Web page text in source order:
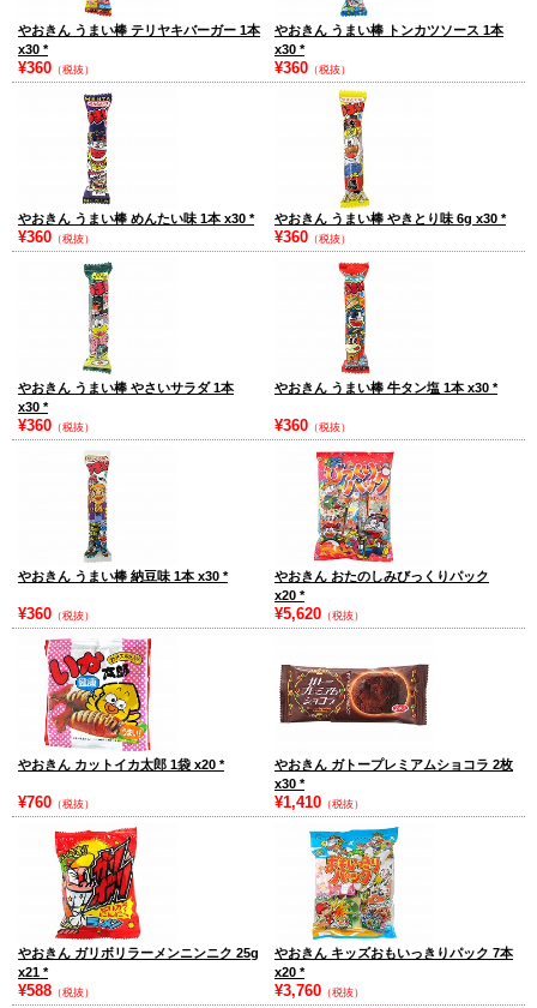
やおきん うまい棒 テリヤキバーガー 1本
x30 *
¥360 （税抜）
やおきん うまい棒 トンカツソース 1本
x30 *
¥360 （税抜）
やおきん うまい棒 めんたい味 1本 x30 *
¥360 （税抜）
やおきん うまい棒 やきとり味 6g x30 *
¥360 （税抜）
やおきん うまい棒 やさいサラダ 1本
x30 *
¥360 （税抜）
やおきん うまい棒 牛タン塩 1本 x30 *
¥360 （税抜）
やおきん うまい棒 納豆味 1本 x30 *
¥360 （税抜）
やおきん おたのしみびっくりパック
x20 *
¥5,620 （税抜）
やおきん カットイカ太郎 1袋 x20 *
¥760 （税抜）
やおきん ガトープレミアムショコラ 2枚
x30 *
¥1,410 （税抜）
やおきん ガリボリラーメンニンニク 25g
x21 *
¥588 （税抜）
やおきん キッズおもいっきりパック 7本
x20 *
¥3,760 （税抜）